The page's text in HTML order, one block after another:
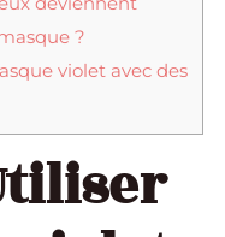
?
violet avec des